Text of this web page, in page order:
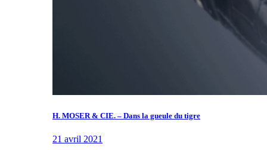
H. MOSER & CIE. – Dans la gueule du tigre
21 avril 2021